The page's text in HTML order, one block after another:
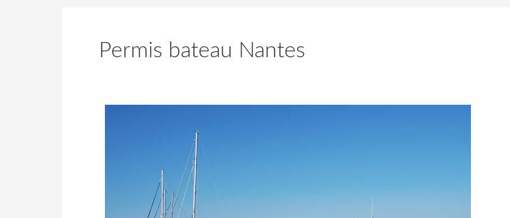
Permis bateau Nantes